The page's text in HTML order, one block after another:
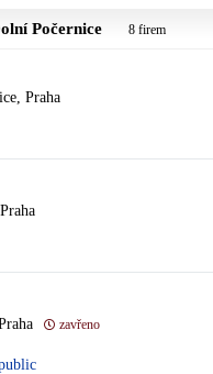
Počernice 8 firem
Praha
zavřeno